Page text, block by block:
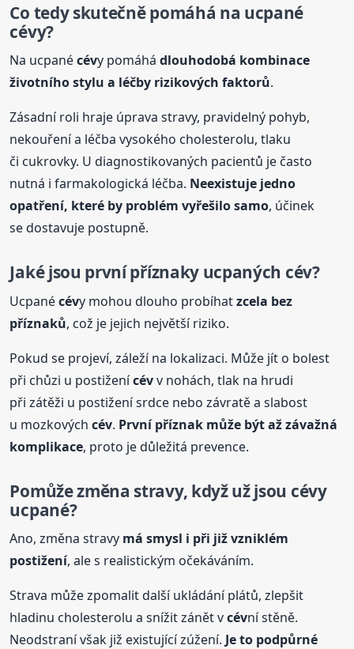
Co tedy skutečně pomáhá na ucpané
cévy?
Na ucpanécévy pomáhádlouhodobá kombinace
životního stylu a léčby rizikových faktorů.
Zásadní roli hraje úprava stravy, pravidelný pohyb,
nekouření a léčba vysokého cholesterolu, tlaku
či cukrovky. U diagnostikovaných pacientů je často
nutná i farmakologická léčba. Neexistuje jedno
opatření, které by problém vyřešilo samo, účinek
se dostavuje postupně.
Jaké jsou první příznaky ucpaných cév?
Ucpanécévy mohou dlouho probíhatzcela bez
příznaků, což je jejich největší riziko.
Pokud se projeví, záleží na lokalizaci. Může jít o bolest
při chůzi u postiženícévv nohách, tlak na hrudi
při zátěži u postižení srdce nebo závratě a slabost
u mozkovýchcév. První příznak může být až závažná
komplikace, proto je důležitá prevence.
Pomůže změna stravy, když už jsou cévy
ucpané?
Ano, změna stravy má smysl i při již vzniklém
postižení, ale s realistickým očekáváním.
Strava může zpomalit další ukládání plátů, zlepšit
hladinu cholesterolu a snížit zánět vcévní stěně.
Neodstraní však již existující zúžení. Je to podpůrné